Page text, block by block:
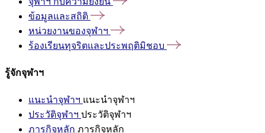
ข้อมูลและสถิติ
หน่วยงานของจุฬาฯ
ร้องเรียนทุจริตและประพฤติมิชอบ
รู้จักจุฬาฯ
แนะนำจุฬาฯ แนะนำจุฬาฯ
ประวัติจุฬาฯ ประวัติจุฬาฯ
ภารกิจหลัก ภารกิจหลัก